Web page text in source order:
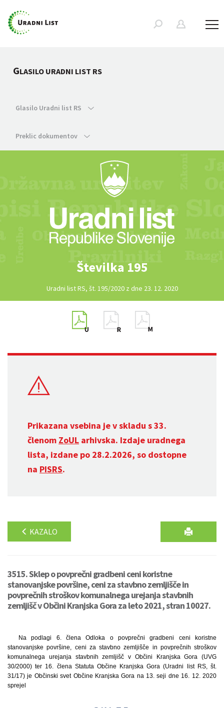
GLASILO URADNI LIST RS
Glasilo Uradni list RS
Preklic dokumentov
Številka 195
Uradni list RS, št. 195/2020 z dne 23. 12. 2020
Prikazana vsebina je v skladu s 33.
členom ZoUL arhivska. Izdaje uradnega
lista, izdane po 28.2.2026, so dostopne
na PISRS.
KAZALO
3515. Sklep o povprečni gradbeni ceni koristne
stanovanjske površine, ceni za stavbno zemljišče in
povprečnih stroškov komunalnega urejanja stavbnih
zemljišč v Občini Kranjska Gora za leto 2021, stran 10027.
Na podlagi 6. člena Odloka o povprečni gradbeni ceni koristne
stanovanjske površine, ceni za stavbno zemljišče in povprečnih stroškov
komunalnega urejanja stavbnih zemljišč v Občini Kranjska Gora (UVG
30/2000) ter 16. člena Statuta Občine Kranjska Gora (Uradni list RS, št.
31/17) je Občinski svet Občine Kranjska Gora na 13. seji dne 16. 12. 2020
sprejel